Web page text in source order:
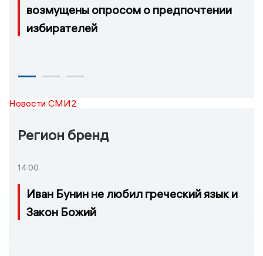
возмущены опросом о предпочтении
избирателей
Новости СМИ2
Регион бренд
14:00
Иван Бунин не любил греческий язык и
Закон Божий